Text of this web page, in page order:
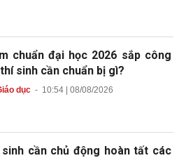
chuẩn đại học 2026 sắp công
sinh cần chuẩn bị gì?
dục- 10:54 | 08/08/2026
cần chủ động hoàn tất các